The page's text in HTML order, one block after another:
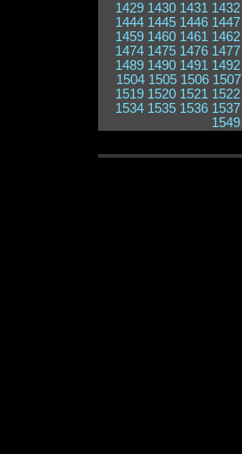
1429 1430 1431 1432
1444 1445 1446 1447
1459 1460 1461 1462
1474 1475 1476 1477
1489 1490 1491 1492
1504 1505 1506 1507
1519 1520 1521 1522
1534 1535 1536 1537
1549